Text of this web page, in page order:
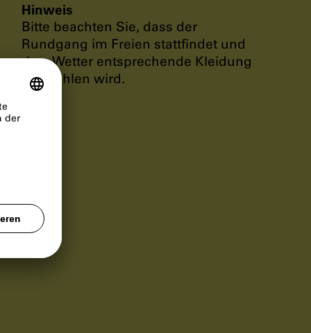
Hinweis
Bitte beachten Sie, dass der
Rundgang im Freien stattfindet und
dem Wetter entsprechende Kleidung
empfohlen wird.